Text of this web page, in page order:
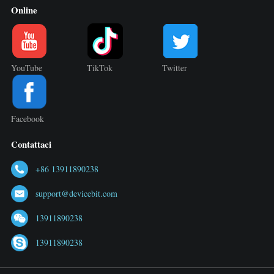
Online
YouTube TikTok Twitter
Facebook
Contattaci
+86 13911890238
support@devicebit.com
13911890238
13911890238